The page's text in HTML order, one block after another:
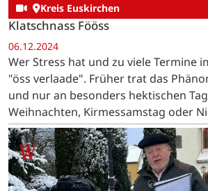
Kreis Euskirchen
Klatschnass Fööss
06.12.2024
Wer Stress hat und zu viele Termine
"öss verlaade". Früher trat das
und nur an besonders hektischen
Weihnachten, Kirmessamstag oder
Tage.